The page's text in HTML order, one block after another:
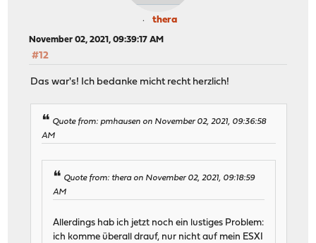
thera
November 02, 2021, 09:39:17 AM
#12
Das war's! Ich bedanke micht recht herzlich!
Quote from: pmhausen on November 02, 2021, 09:36:58
AM
Quote from: thera on November 02, 2021, 09:18:59
AM
Allerdings hab ich jetzt noch ein lustiges Problem:
ich komme überall drauf, nur nicht auf mein ESXI